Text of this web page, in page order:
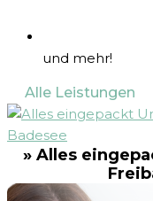
und mehr!
Alle Leistungen
» Alles